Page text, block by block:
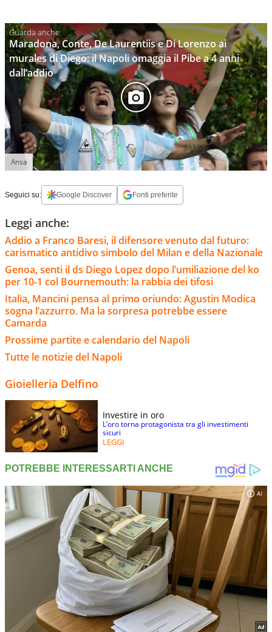
Maradona, Conte, De Laurentiis e Di Lorenzo ai
murales di Diego: il Napoli omaggia il Pibe a 4 anni
dall’addio
Ansa
Seguici su: Google Discover Fonti preferite
Leggi anche:
Addio a Franco Baresi, il difensore venuto dal futuro:
carismatico antidivo simbolo del Milan e della Nazionale
Genoa, senti il ds Diego Lopez dopo l’umiliazione del ko
per 10-1 col Bournemouth: la rabbia dei tifosi
Italia, Mancini pensa al primo oriundo: Agustin Modica
sogna l’azzurro. Ma la sorpresa potrebbe essere
Camarda
Prossime partite e calendario del Napoli
Tutte le notizie del Napoli
Gioielleria Delfino
Investire in oro
L’oro torna protagonista tra gli investimenti
sicuri
LEGGI